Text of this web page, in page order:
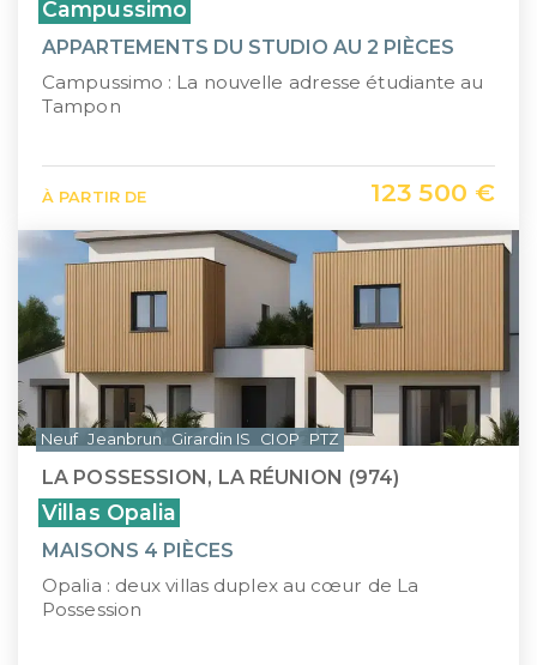
Campussimo
APPARTEMENTS DU STUDIO AU 2 PIÈCES
Campussimo : La nouvelle adresse étudiante au
Tampon
À PARTIR DE 123 500 €
LA POSSESSION, LA RÉUNION (974)
Villas Opalia
MAISONS 4 PIÈCES
Opalia : deux villas duplex au cœur de La
Possession
Neuf Jeanbrun Girardin IS CIOP PTZ